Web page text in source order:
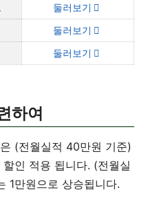
둘러보기
둘러보기
둘러보기
하여
(전월실적 40만원 기준)
인 적용 됩니다. (전월실
1만원으로 상승됩니다.